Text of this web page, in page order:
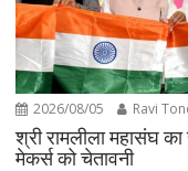
2026/08/05 Ravi
श्री रामलीला महासंघ
मेकर्स को चेतावनी